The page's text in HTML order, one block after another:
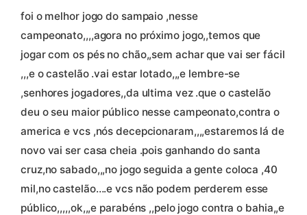
foi o melhor jogo do sampaio ,nesse
campeonato,,,,agora no próximo jogo,,temos que
jogar com os pés no chão,,sem achar que vai ser fácil
,,,e o castelão .vai estar lotado,,,e lembre-se
,senhores jogadores,,da ultima vez .que o castelão
deu o seu maior público nesse campeonato,contra o
america e vcs ,nós decepcionaram,,,,estaremos lá de
novo vai ser casa cheia .pois ganhando do santa
cruz,no sabado,,,no jogo seguida a gente coloca ,40
mil,no castelão….e vcs não podem perderem esse
público,,,,,ok,,,e parabéns ,,pelo jogo contra o bahia,,e